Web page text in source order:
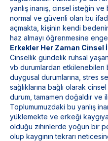
yanlış inanış, cinsel isteğin
normal ve güvenli olan bu
açmakta, kişinin kendi
haz almayı öğrenmesine
Erkekler Her Zaman Cinsel
Cinsellik gündelik ruhsal
vb durumlardan etkilenebilen
duygusal durumlarına, stres
sağlıklarına bağlı olarak
durum, tamamen doğaldır ve
Toplumumuzdaki bu yanlış
yüklemekte ve erkeği
olduğu zihinlerde yoğun bir
olup kaygının tekrarı